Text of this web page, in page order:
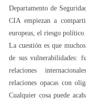
Departamento de
CIA empiezan a
europeas, el riesgo político
La cuestión es que
de sus vulnerabilidades:
relaciones
relaciones opacas con
Cualquier cosa puede